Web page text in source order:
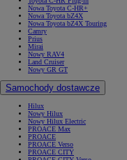
Nowa Toyota C-HR+
Nowa Toyota bZ4X
Nowa Toyota bZ4X Touring
Camry
Prius
Mirai
Nowy RAV4
Land Cruiser
Nowy GR GT
Samochody dostawcze
Hilux
Nowy Hilux
Nowy Hilux Electric
PROACE Max
PROACE
PROACE Verso
PROACE CITY